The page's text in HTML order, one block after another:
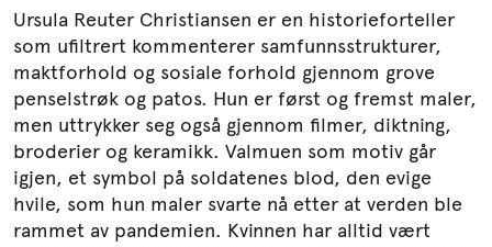
Ursula Reuter Christiansen er en historieforteller
som ufiltrert kommenterer samfunnsstrukturer,
maktforhold og sosiale forhold gjennom grove
penselstrøk og patos. Hun er først og fremst maler,
men uttrykker seg også gjennom filmer, diktning,
broderier og keramikk. Valmuen som motiv går
igjen, et symbol på soldatenes blod, den evige
hvile, som hun maler svarte nå etter at verden ble
rammet av pandemien. Kvinnen har alltid vært